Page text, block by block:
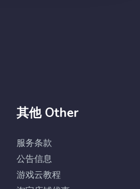
其他 Other
服务条款
公告信息
游戏云教程